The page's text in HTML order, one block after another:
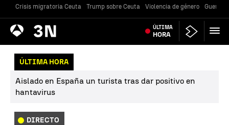
Crisis migratoria Ceuta Trump sobre Ceuta Violencia de género Guerra
Antena
3 Noticias ÚLTIMA
HORA
ÚLTIMA HORA
Aislado en España un turista tras dar positivo en
hantavirus
DIRECTO